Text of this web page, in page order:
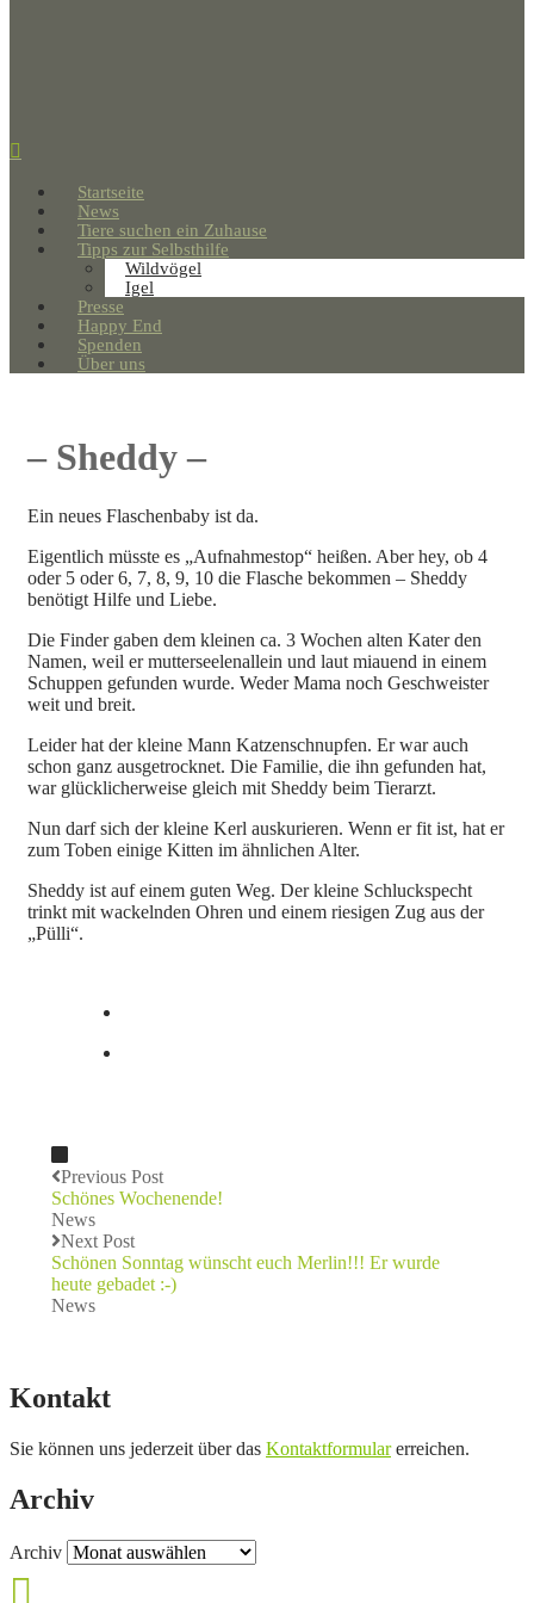
Startseite
News
Tiere suchen ein Zuhause
Tipps zur Selbsthilfe
Wildvögel
Igel
Presse
Happy End
Spenden
Über uns
– Sheddy –
Ein neues Flaschenbaby ist da.
Eigentlich müsste es „Aufnahmestop“ heißen. Aber hey, ob 4
oder 5 oder 6, 7, 8, 9, 10 die Flasche bekommen – Sheddy
benötigt Hilfe und Liebe.
Die Finder gaben dem kleinen ca. 3 Wochen alten Kater den
Namen, weil er mutterseelenallein und laut miauend in einem
Schuppen gefunden wurde. Weder Mama noch Geschweister
weit und breit.
Leider hat der kleine Mann Katzenschnupfen. Er war auch
schon ganz ausgetrocknet. Die Familie, die ihn gefunden hat,
war glücklicherweise gleich mit Sheddy beim Tierarzt.
Nun darf sich der kleine Kerl auskurieren. Wenn er fit ist, hat er
zum Toben einige Kitten im ähnlichen Alter.
Sheddy ist auf einem guten Weg. Der kleine Schluckspecht
trinkt mit wackelnden Ohren und einem riesigen Zug aus der
„Pülli“.
Previous Post
Schönes Wochenende!
News
Next Post
Schönen Sonntag wünscht euch Merlin!!! Er wurde
heute gebadet :-)
News
Kontakt
Sie können uns jederzeit über das Kontaktformularerreichen.
Archiv
Archiv